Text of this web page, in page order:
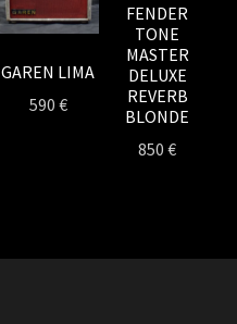
GAREN LIMA
590 €
FENDER
TONE
MASTER
DELUXE
REVERB
BLONDE
850€